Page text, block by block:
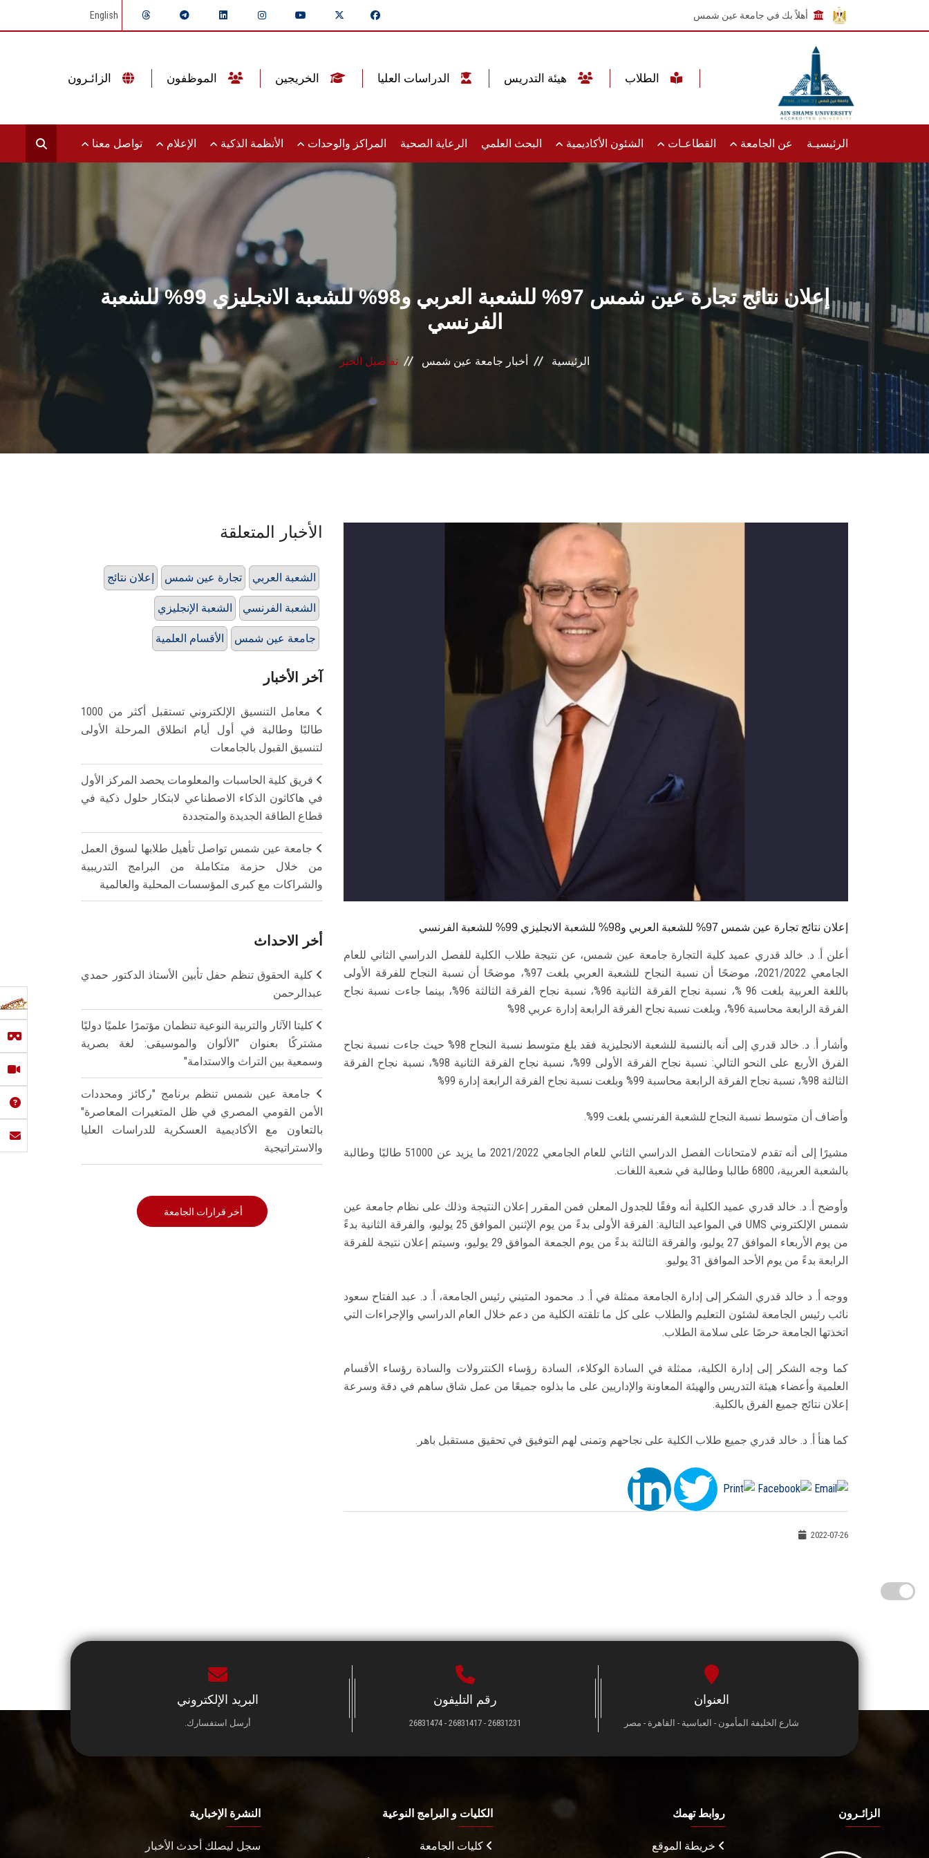
أهلاً بك في جامعة عين شمس English
الرئيسيـة عن الجامعة القطاعـات الشئون الأكاديمية البحث العلمي الرعاية الصحية المراكز والوحدات الأنظمة الذكية الإعلام تواصل معنا
إعلان نتائج تجارة عين شمس 97% للشعبة العربي و98% للشعبة الانجليزي 99% للشعبة
الفرنسي
الرئيسية أخبار جامعة عين شمس تفاصيل الخبر
إعلان نتائج تجارة عين شمس 97% للشعبة العربي و98% للشعبة الانجليزي 99% للشعبة الفرنسي
أعلن أ. د. خالد قدري عميد كلية التجارة جامعة عين شمس، عن نتيجة طلاب الكلية للفصل الدراسي الثاني للعام
الجامعي 2021/2022، موضحًا أن نسبة النجاح للشعبة العربي بلغت 97%، موضحًا أن نسبة النجاح للفرقة الأولى
باللغة العربية بلغت 96 %، نسبة نجاح الفرقة الثانية 96%، نسبة نجاح الفرقة الثالثة 96%، بينما جاءت نسبة نجاح
الفرقة الرابعة محاسبة 96%، وبلغت نسبة نجاح الفرقة الرابعة إدارة عربي 98%
وأشار أ. د. خالد قدري إلى أنه بالنسبة للشعبة الانجليزية فقد بلغ متوسط نسبة النجاح 98% حيث جاءت نسبة نجاح
الفرق الأربع على النحو التالي: نسبة نجاح الفرقة الأولى 99%، نسبة نجاح الفرقة الثانية 98%، نسبة نجاح الفرقة
الثالثة 98%، نسبة نجاح الفرقة الرابعة محاسبة 99% وبلغت نسبة نجاح الفرقة الرابعة إدارة 99%
وأضاف أن متوسط نسبة النجاح للشعبة الفرنسي بلغت 99%.
مشيرًا إلى أنه تقدم لامتحانات الفصل الدراسي الثاني للعام الجامعي 2021/2022 ما يزيد عن 51000 طالبًا وطالبة
بالشعبة العربية، 6800 طالبا وطالبة في شعبة اللغات.
وأوضح أ. د. خالد قدري عميد الكلية أنه وفقًا للجدول المعلن فمن المقرر إعلان النتيجة وذلك على نظام جامعة عين
شمس الإلكتروني UMS في المواعيد التالية: الفرقة الأولى بدءً من يوم الإثنين الموافق 25 يوليو، والفرقة الثانية بدءً
من يوم الأربعاء الموافق 27 يوليو، والفرقة الثالثة بدءً من يوم الجمعة الموافق 29 يوليو، وسيتم إعلان نتيجة للفرقة
الرابعة بدءً من يوم الأحد الموافق 31 يوليو.
ووجه أ. د خالد قدري الشكر إلى إدارة الجامعة ممثلة في أ. د. محمود المتيني رئيس الجامعة، أ. د. عبد الفتاح سعود
نائب رئيس الجامعة لشئون التعليم والطلاب على كل ما تلقته الكلية من دعم خلال العام الدراسي والإجراءات التي
اتخذتها الجامعة حرصًا على سلامة الطلاب.
كما وجه الشكر إلى إدارة الكلية، ممثلة في السادة الوكلاء، السادة رؤساء الكنترولات والسادة رؤساء الأقسام
العلمية وأعضاء هيئة التدريس والهيئة المعاونة والإداريين على ما بذلوه جميعًا من عمل شاق ساهم في دقة وسرعة
إعلان نتائج جميع الفرق بالكلية.
كما هنأ أ. د. خالد قدري جميع طلاب الكلية على نجاحهم وتمنى لهم التوفيق في تحقيق مستقبل باهر.
2022-07-26
الأخبار المتعلقة
إعلان نتائج تجارة عين شمس الشعبة العربي
الشعبة الإنجليزي الشعبة الفرنسي
الأقسام العلمية جامعة عين شمس
آخر الأخبار
معامل التنسيق الإلكتروني تستقبل أكثر من 1000
طالبًا وطالبة في أول أيام انطلاق المرحلة الأولى
لتنسيق القبول بالجامعات
فريق كلية الحاسبات والمعلومات يحصد المركز الأول
في هاكاثون الذكاء الاصطناعي لابتكار حلول ذكية في
قطاع الطاقة الجديدة والمتجددة
جامعة عين شمس تواصل تأهيل طلابها لسوق العمل
من خلال حزمة متكاملة من البرامج التدريبية
والشراكات مع كبرى المؤسسات المحلية والعالمية
أخر الاحداث
كلية الحقوق تنظم حفل تأبين الأستاذ الدكتور حمدي
عبدالرحمن
كليتا الآثار والتربية النوعية تنظمان مؤتمرًا علميًا دوليًا
مشتركًا بعنوان "الألوان والموسيقى: لغة بصرية
وسمعية بين التراث والاستدامة"
جامعة عين شمس تنظم برنامج "ركائز ومحددات
الأمن القومي المصري في ظل المتغيرات المعاصرة"
بالتعاون مع الأكاديمية العسكرية للدراسات العليا
والاستراتيجية
أخر قرارات الجامعة
العنوان
شارع الخليفة المأمون - العباسية - القاهرة - مصر
رقم التليفون
26831231 - 26831417 - 26831474
البريد الإلكتروني
أرسل استفسارك.
الزائـرون روابط تهمك
خريطة الموقع
الكليات و البرامج النوعية
كليات الجامعة
النشرة الإخبارية
سجل ليصلك أحدث الأخبار